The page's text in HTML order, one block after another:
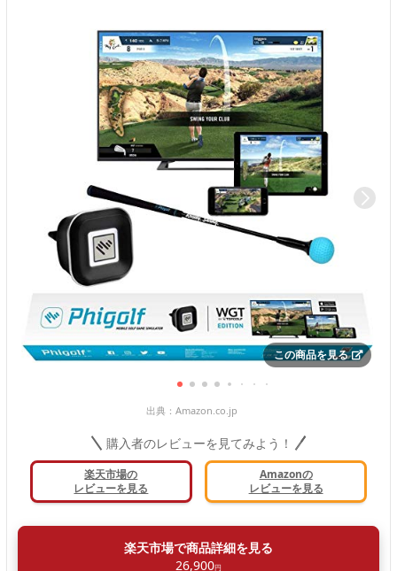
この商品を見る
出典： Amazon.co.jp
購入者のレビューを見てみよう！
楽天市場の
レビューを見る
Amazonの
レビューを見る
楽天市場で商品詳細を見る
26,900円